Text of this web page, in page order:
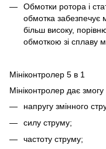
Обмотки ротора і
обмотка забезпечує
більш високу,
обмоткою зі сплаву
Мініконтролер 5 в 1
Мініконтролер дає
напругу змінного
силу струму;
частоту струму;